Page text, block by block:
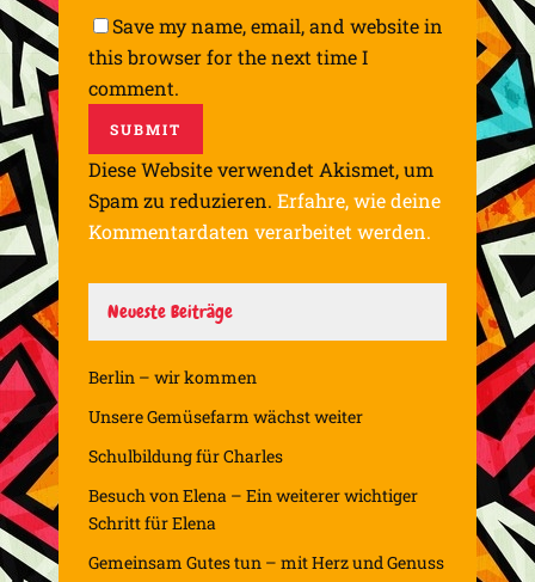
Save my name, email, and website in
this browser for the next time I
comment.
Diese Website verwendet Akismet, um
Spam zu reduzieren. Erfahre, wie deine
Kommentardaten verarbeitet werden.
Neueste Beiträge
Berlin – wir kommen
Unsere Gemüsefarm wächst weiter
Schulbildung für Charles
Besuch von Elena – Ein weiterer wichtiger
Schritt für Elena
Gemeinsam Gutes tun – mit Herz und Genuss